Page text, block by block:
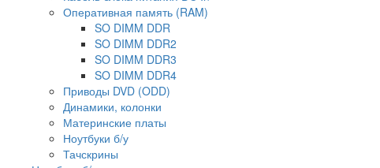
Оперативная память (RAM)
SO DIMM DDR
SO DIMM DDR2
SO DIMM DDR3
SO DIMM DDR4
Приводы DVD (ODD)
Динамики, колонки
Материнские платы
Ноутбуки б/у
Тачскрины